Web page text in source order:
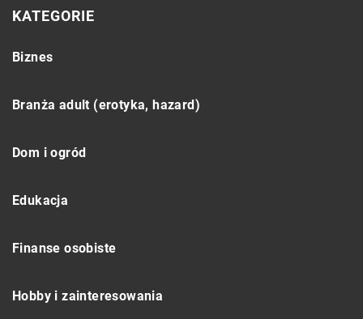
KATEGORIE
Biznes
Branża adult (erotyka, hazard)
Dom i ogród
Edukacja
Finanse osobiste
Hobby i zainteresowania